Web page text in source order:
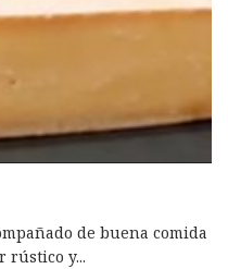
de buena comida
rústico y...